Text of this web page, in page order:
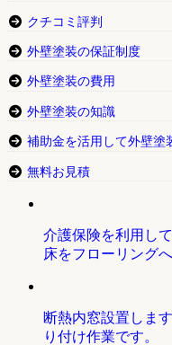
クチコミ評判
外壁塗装の保証制度
外壁塗装の費用
外壁塗装の知識
補助金を活用して外壁塗
無料お見積
介護保険を利用し
床をフローリングへ
断熱内窓設置しま
り付け作業です。